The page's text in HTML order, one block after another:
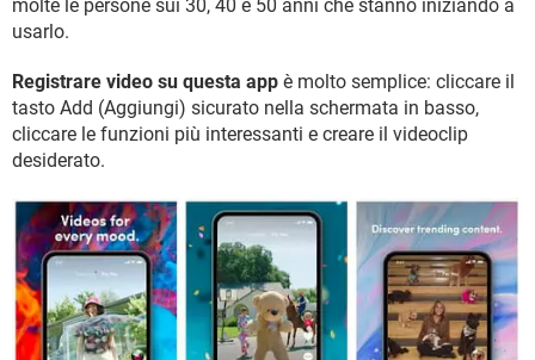
molte le persone sui 30, 40 e 50 anni che stanno iniziando a
usarlo.
Registrare video su questa app è molto semplice: cliccare il
tasto Add (Aggiungi) sicurato nella schermata in basso,
cliccare le funzioni più interessanti e creare il videoclip
desiderato.